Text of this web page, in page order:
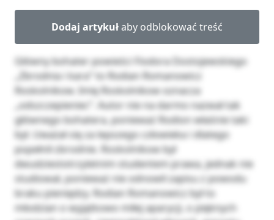
Dodaj artykułaby odblokować treść
Główny bohater powieści Fiodora Dostojewskiego
„Zbrodnia i kara” to Rodian Romanowicz
Roskolnikow. Imię Roskolnikow oznacza
„odszczepieniec”. Autor nie na darmo nazwał tak
głównego bohatera, ponieważ Rodion właśnie taki
był. Uważał się za lepszego człowieka i dlatego
popełnił zbrodnie. Roskolnikow był
dwudziestotrzyletnim studentem prawa, jednak nie
studiował, ponieważ nie odnowił zapisu z powodu
braku pieniędzy. Rodian Romanowicz był to
młodzian o wyjątkowo miłej aparycji, o pięknych